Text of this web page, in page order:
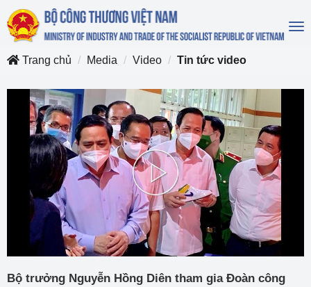
Trang chủ
Media Video Tin tức video
Play
Video
Bộ trưởng Nguyễn Hồng Diên tham gia Đoàn công